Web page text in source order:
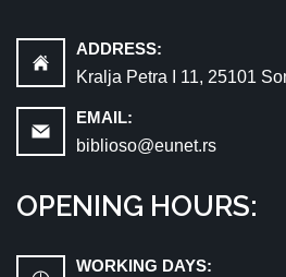
ADDRESS:
Kralja Petra I 11, 25101
EMAIL:
biblioso@eunet.rs
OPENING HOURS:
WORKING DAYS: